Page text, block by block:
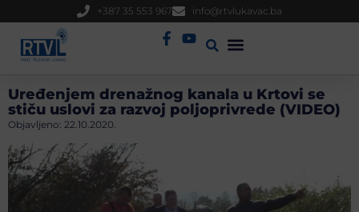
+387 35 553 967 info@rtvlukavac.ba
Uređenjem drenažnog kanala u Krtovi se
stiču uslovi za razvoj poljoprivrede (VIDEO)
Objavljeno: 22.10.2020.